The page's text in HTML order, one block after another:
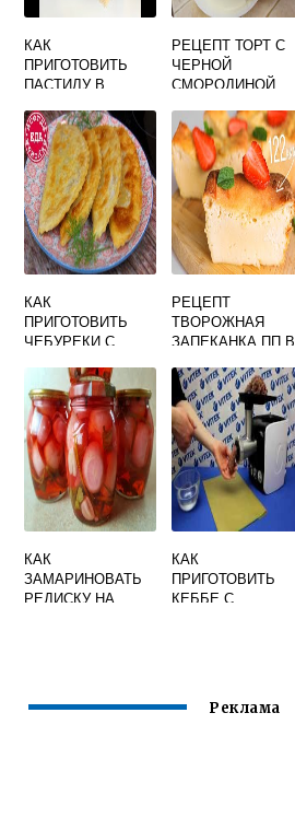
КАК
ПРИГОТОВИТЬ
ПАСТИЛУ В
УСЛОВИЯХ
РЕЦЕПТ ТОРТ С
ЧЕРНОЙ
СМОРОДИНОЙ
КАК
ПРИГОТОВИТЬ
ЧЕБУРЕКИ С
РЕЦЕПТ
ТВОРОЖНАЯ
ЗАПЕКАНКА ПП В
КАК
ЗАМАРИНОВАТЬ
РЕДИСКУ НА
КАК
ПРИГОТОВИТЬ
КЕББЕ С
Реклама